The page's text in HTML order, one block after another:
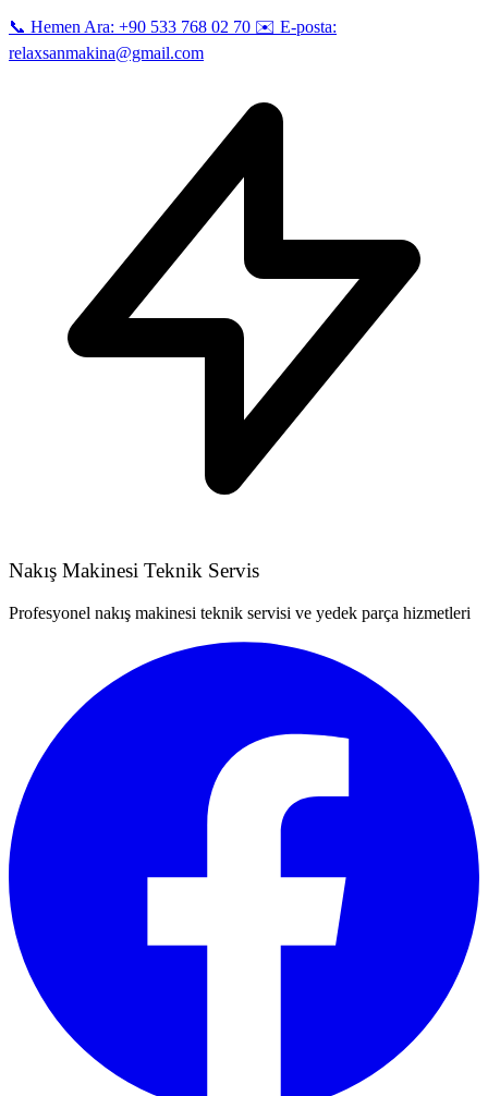
📞 Hemen Ara: +90 533 768 02 70 ✉️ E-posta:
relaxsanmakina@gmail.com
Nakış Makinesi Teknik Servis
Profesyonel nakış makinesi teknik servisi ve yedek parça hizmetleri